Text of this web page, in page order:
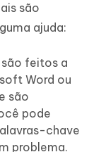
são
ajuda:
são feitos a
Word ou
são
pode
chave
problema.